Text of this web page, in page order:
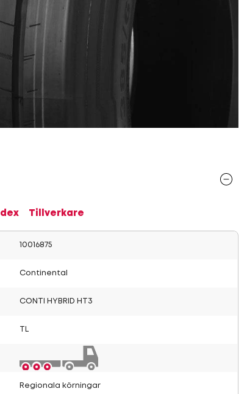
Tillverkare
10016875
Continental
CONTI HYBRID HT3
Regionala körningar